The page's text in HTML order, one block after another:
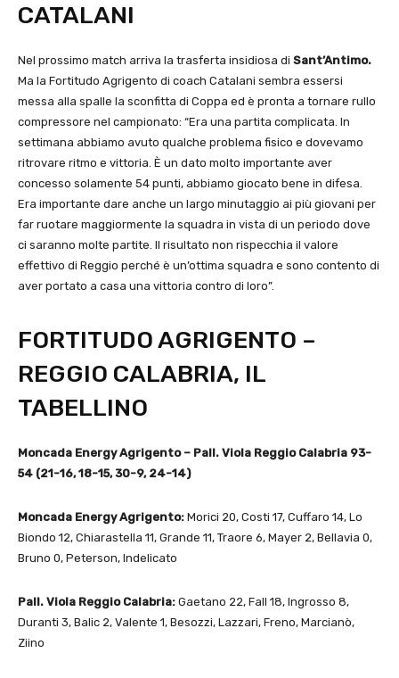
CATALANI
Nel prossimo match arriva la trasferta insidiosa di Sant’Antimo.
Ma la Fortitudo Agrigento di coach Catalani sembra essersi
messa alla spalle la sconfitta di Coppa ed è pronta a tornare rullo
compressore nel campionato: “Era una partita complicata. In
settimana abbiamo avuto qualche problema fisico e dovevamo
ritrovare ritmo e vittoria. È un dato molto importante aver
concesso solamente 54 punti, abbiamo giocato bene in difesa.
Era importante dare anche un largo minutaggio ai più giovani per
far ruotare maggiormente la squadra in vista di un periodo dove
ci saranno molte partite. Il risultato non rispecchia il valore
effettivo di Reggio perché è un’ottima squadra e sono contento di
aver portato a casa una vittoria contro di loro”.
FORTITUDO AGRIGENTO –
REGGIO CALABRIA, IL
TABELLINO
Moncada Energy Agrigento – Pall. Viola Reggio Calabria 93-
54 (21-16, 18-15, 30-9, 24-14)
Moncada Energy Agrigento: Morici 20, Costi 17, Cuffaro 14, Lo
Biondo 12, Chiarastella 11, Grande 11, Traore 6, Mayer 2, Bellavia 0,
Bruno 0, Peterson, Indelicato
Pall. Viola Reggio Calabria: Gaetano 22, Fall 18, Ingrosso 8,
Duranti 3, Balic 2, Valente 1, Besozzi, Lazzari, Freno, Marcianò,
Ziino